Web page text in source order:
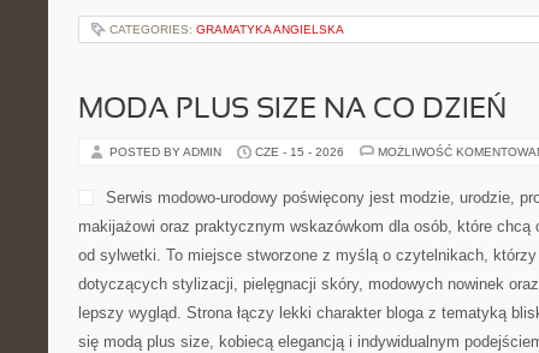
CATEGORIES: GRAMATYKA ANGIELSKA
MODA PLUS SIZE NA CO DZIEŃ
POSTED BY ADMIN CZE - 15 - 2026 MOŻLIWOŚĆ
Serwis modowo-urodowy poświęcony jest modzie, urodzie,
makijażowi oraz praktycznym wskazówkom dla osób, które chcą
od sylwetki. To miejsce stworzone z myślą o czytelnikach,
dotyczących stylizacji, pielęgnacji skóry, modowych nowinek
lepszy wygląd. Strona łączy lekki charakter bloga z tematyką
się modą plus size, kobiecą elegancją i indywidualnym